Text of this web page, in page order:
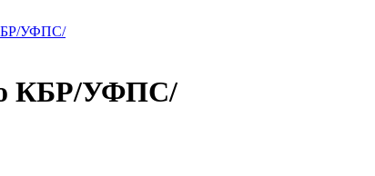
УФПС/
КБР/УФПС/